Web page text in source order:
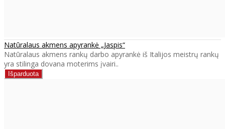
Natūralaus akmens apyrankė „Jaspis“
Natūralaus akmens rankų darbo apyrankė iš Italijos meistrų rankų
yra stilinga dovana moterims įvairi..